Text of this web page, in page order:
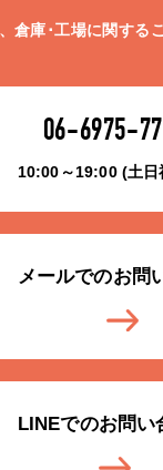
倉庫･工場に関する
06-6975-
10:00～19:00 (土日
メールでのお問
LINEでのお問い